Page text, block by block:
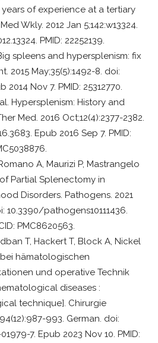
of experience at a tertiary
Wkly. 2012 Jan 5;142:w13324.
PMID: 22252139.
spleens and hypersplenism: fix
2015 May;35(5):1492-8. doi:
2014 Nov 7. PMID: 25312770.
al. Hypersplenism: History and
Med. 2016 Oct;12(4):2377-2382.
Epub 2016 Sep 7. PMID:
A, Maurizi P, Mastrangelo
Partial Splenectomy in
Disorders. Pathogens. 2021
10.3390/pathogens10111436.
PMC8620563.
T, Hackert T, Block A, Nickel
hämatologischen
und operative Technik
diseases :
technique]. Chirurgie
993. German. doi:
7. Epub 2023 Nov 10. PMID: